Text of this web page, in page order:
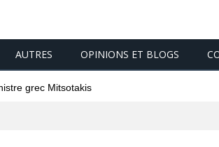
AUTRES OPINIONS ET BLOGS
grec Mitsotakis